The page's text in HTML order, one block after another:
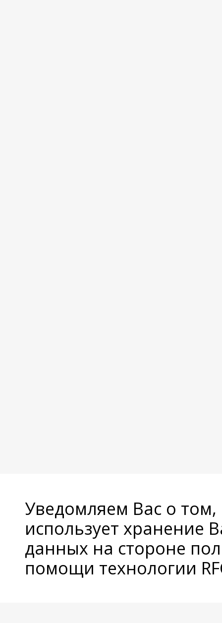
Уведомляем Вас о
использует хранение
данных на стороне
помощи технологии